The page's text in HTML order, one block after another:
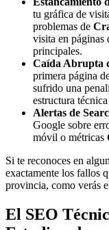
tu gráfica de
problemas de
visita en páginas
principales.
Caída Abrupta
primera página
sufrido una
estructura
Alertas de
Google sobre
móvil o métricas
Si te reconoces en
exactamente los fallos
provincia, como verás
El SEO